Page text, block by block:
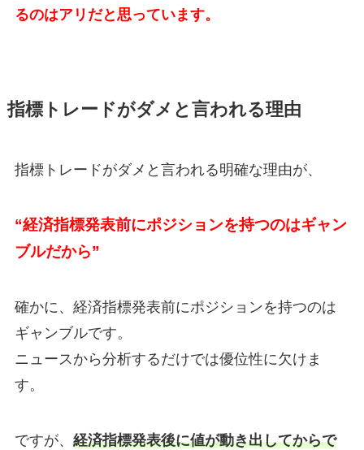
るのはアリだと思っています。
指標トレードがダメと言われる理由
指標トレードがダメと言われる明確な理由が、
“経済指標発表前にポジションを持つのはギャン
ブルだから”
確かに、経済指標発表前にポジションを持つのは
ギャンブルです。
ニュースから分析するだけでは優位性に欠けま
す。
ですが、 経済指標発表後に値が動き出してからで